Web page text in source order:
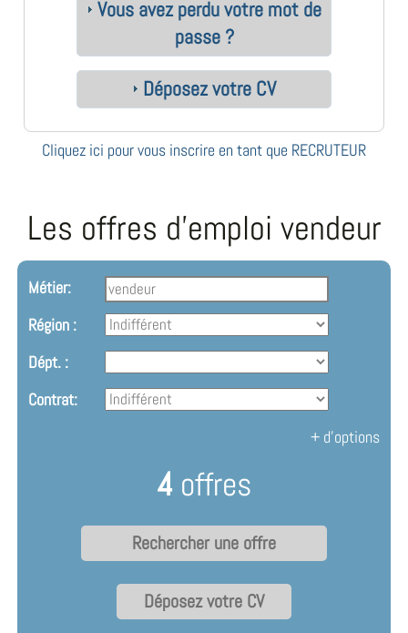
Vous avez perdu votre mot de
passe ?
Déposez votre CV
Cliquez ici pour vous inscrire en tant que RECRUTEUR
Les offres d'emploi vendeur
Métier:
Région :
Dépt. :
Contrat:
+ d'options
4 offres
Déposez votre CV